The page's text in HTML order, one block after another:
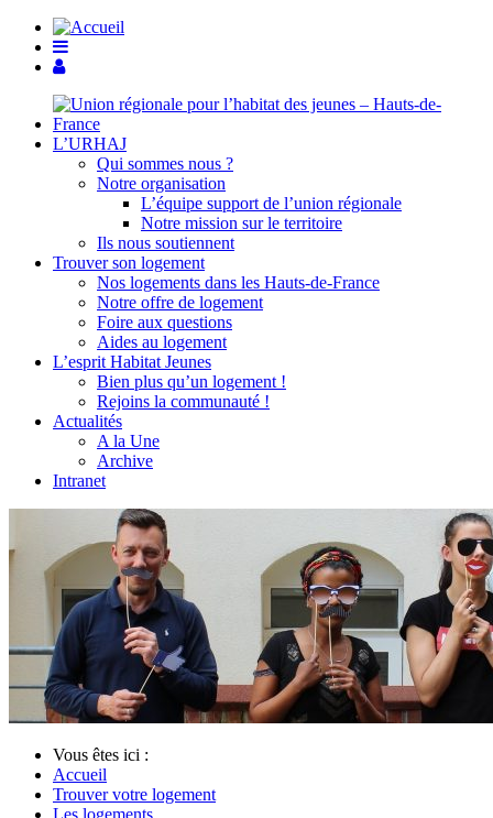
L’URHAJ
Qui sommes nous ?
Notre organisation
L’équipe support de l’union régionale
Notre mission sur le territoire
Ils nous soutiennent
Trouver son logement
Nos logements dans les Hauts-de-France
Notre offre de logement
Foire aux questions
Aides au logement
L’esprit Habitat Jeunes
Bien plus qu’un logement !
Rejoins la communauté !
Actualités
A la Une
Archive
Intranet
Vous êtes ici :
Accueil
Trouver votre logement
Les logements